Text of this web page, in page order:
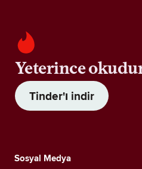
Yeterince
Tinder'ı indir
Sosyal Medya